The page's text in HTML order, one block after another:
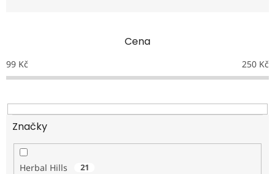
p
r
o
u
Cena
99 Kč 250 Kč
Značky
Herbal Hills 21